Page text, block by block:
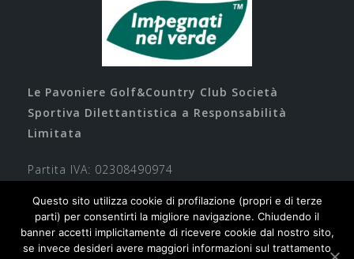
Le Pavoniere Golf&Country Club Società
Sportiva Dilettantistica a Responsabilità
Limitata
Partita IVA: 02308490974
Questo sito utilizza cookie di profilazione (propri e di terze
parti) per consentirti la migliore navigazione. Chiudendo il
banner accetti implicitamente di ricevere cookie dal nostro sito,
se invece desideri avere maggiori informazioni sul trattamento